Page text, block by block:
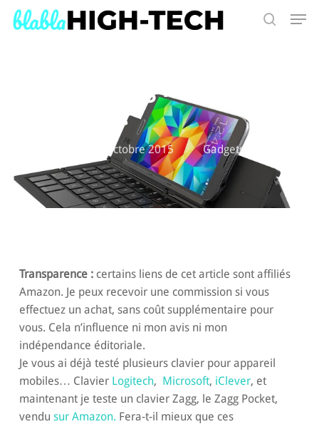
Skip
Clavier Zagg Pocket :
compact !
6 octobre 2015 Gadgets
Transparence :certains liens de cet article sont affiliés
Amazon. Je peux recevoir une commission si vous
effectuez un achat, sans coût supplémentaire pour
vous. Cela n’influence ni mon avis ni mon
indépendance éditoriale.
Je vous ai déjà testé plusieurs clavier pour appareil
mobiles… Clavier Logitech, Microsoft, iClever, et
maintenant je teste un clavier Zagg, le Zagg Pocket,
vendu sur Amazon. Fera-t-il mieux que ces